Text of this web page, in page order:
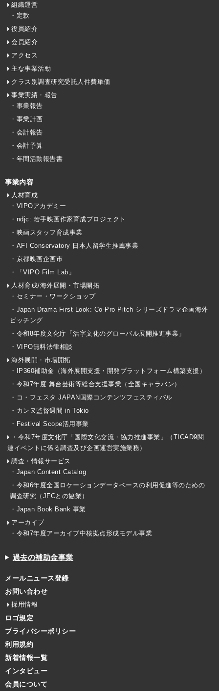
組織運営
・定款
役員紹介
会員紹介
アクセス
主な事業活動
クラス別調査研究受託人件費単価
事業実績・報告
・事業報告
・事業計画
・会計報告
・会計予算
・年間活動報告書
事業内容
人材育成
・VIPOアカデミー
・ndjc: 若手映画作家育成プロジェクト
・映画スタッフ育成事業
・AFI Conservatory 日本人留学生推薦事業
・京都映画企画市
・「VIPO Film Lab」
人材育成/海外展開・市場開拓
・セミナー・ワークショップ
・Japan Drama First Look: Co-Pro Pitch シリーズドラマ企画海外
ピッチング
・令和8年度文化庁「活字文化のグローバル展開推進事業」
・VIPO無料法律相談
海外展開・市場開拓
・IP360補助金（海外展開支援・開発プラットフォーム構築支援）
・令和7年度 舞台芸術等総合支援事業（全国キャラバン）
・コ・フェスタ JAPAN国際コンテンツフェスティバル
・カンヌ監督週間 in Tokio
・Festival Scope活用事業
・令和7年度文化庁「国際文化交流・協力推進事業」（TICAD9関
連イベントに係る調査及び企画運営実施業務）
調査・情報サービス
・Japan Content Catalog
・令和6年度全国ロケーションデータベースの利用促進等のための
調査研究（JFCとの協業）
・Japan Book Bank 事業
アーカイブ
・令和7年度アーカイブ中核拠点形成モデル事業
過去の補助金事業
メールニュース登録
お問い合わせ
採用情報
ロゴ規定
プライバシーポリシー
利用規約
新着情報一覧
インタビュー
会員について